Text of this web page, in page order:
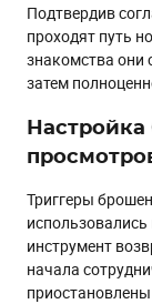
Подтвердив
проходят путь
знакомства они
затем
Триггеры
инструмент
начала